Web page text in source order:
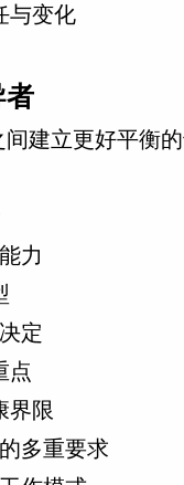
与变化
建立更好平衡
力
定
点
界限
多重要求